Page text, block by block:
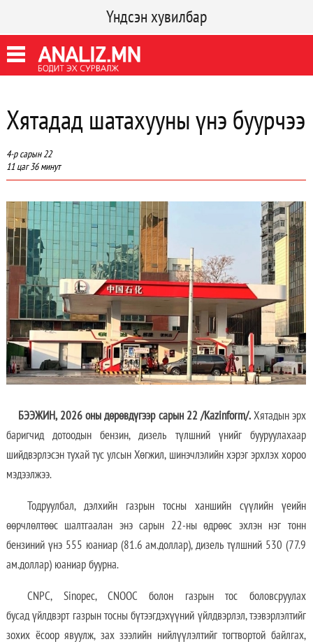
Үндсэн хувилбар
Хятадад шатахууны үнэ буурчээ
4-р сарын 22
11 цаг 36 минут
БЭЭЖИН, 2026 оны дөрөвдүгээр сарын 22 /Kazinform/.Хятадын эрх
баригчид дотоодын бензин, дизель түлшний үнийг бууруулахаар
шийдвэрлэсэн тухай тус улсын Хөгжил, шинэчлэлийн хэрэг эрхлэх хороо
мэдээлжээ.
Тодруулбал, дэлхийн газрын тосны ханшийн сүүлийн үеийн
өөрчлөлтөөс шалтгаалан энэ сарын 22-ны өдрөөс эхлэн нэг тонн
бензиний үнэ 555 юаниар (81.6 ам.доллар), дизель түлшний 530 (77.9
ам.доллар) юаниар буурна.
CNPC, Sinopec, CNOOC болон газрын тос боловсруулах
бусад үйлдвэрт газрын тосны бүтээгдэхүүний үйлдвэрлэл, тээвэрлэлтийг
зохих ёсоор явуулж, зах зээлийн нийлүүлэлтийг тогтвортой байлгах,